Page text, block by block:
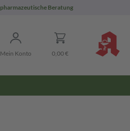
pharmazeutische Beratung
Mein Konto 0,00 €